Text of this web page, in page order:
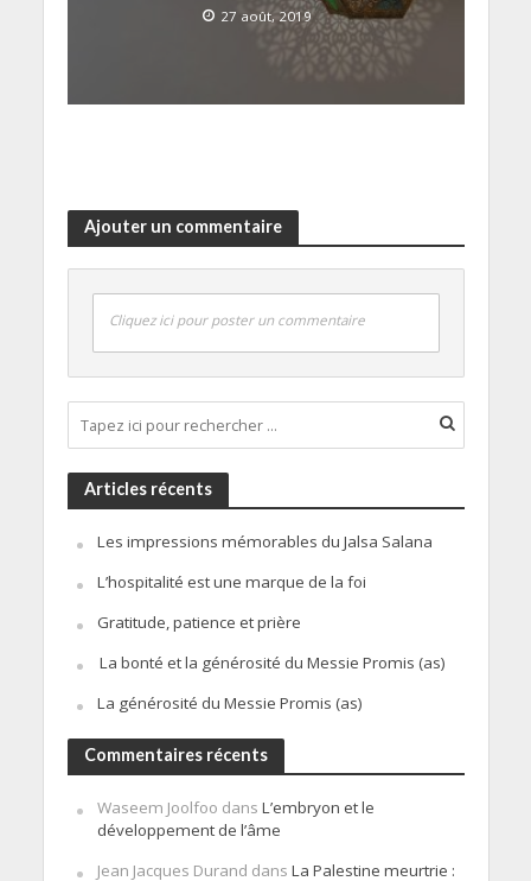
27 août, 2019
Ajouter un commentaire
Cliquez ici pour poster un commentaire
Articles récents
Les impressions mémorables du Jalsa Salana
L’hospitalité est une marque de la foi
Gratitude, patience et prière
La bonté et la générosité du Messie Promis (as)
La générosité du Messie Promis (as)
Commentaires récents
Waseem Joolfoo dans L’embryon et le
développement de l’âme
Jean Jacques Durand dans La Palestine meurtrie :